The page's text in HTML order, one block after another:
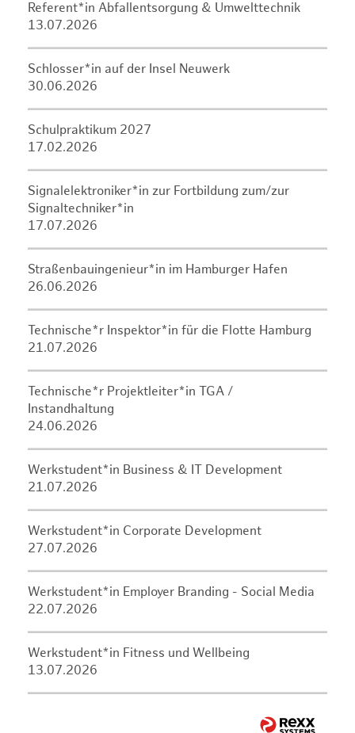
Referent*in Abfallentsorgung & Umwelttechnik
13.07.2026
Schlosser*in auf der Insel Neuwerk
30.06.2026
Schulpraktikum 2027
17.02.2026
Signalelektroniker*in zur Fortbildung zum/zur
Signaltechniker*in
17.07.2026
Straßenbauingenieur*in im Hamburger Hafen
26.06.2026
Technische*r Inspektor*in für die Flotte Hamburg
21.07.2026
Technische*r Projektleiter*in TGA /
Instandhaltung
24.06.2026
Werkstudent*in Business & IT Development
21.07.2026
Werkstudent*in Corporate Development
27.07.2026
Werkstudent*in Employer Branding - Social Media
22.07.2026
Werkstudent*in Fitness und Wellbeing
13.07.2026